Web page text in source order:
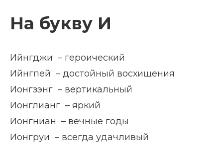
На букву И
Ийнгджи – героический
Ийнгпей – достойный восхищения
Ионгзэнг – вертикальный
Ионглианг – яркий
Ионгниан – вечные годы
Ионгруи – всегда удачливый